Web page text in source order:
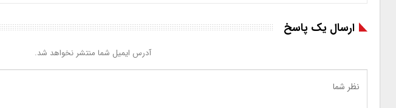
ارسال یک پاسخ
آدرس ایمیل شما منتشر نخواهد شد.